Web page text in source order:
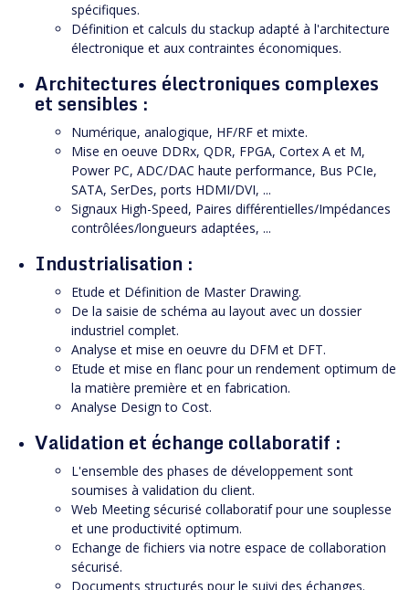
spécifiques.
Définition et calculs du stackup adapté à l'architecture
électronique et aux contraintes économiques.
Architectures électroniques complexes
et sensibles :
Numérique, analogique, HF/RF et mixte.
Mise en oeuve DDRx, QDR, FPGA, Cortex A et M,
Power PC, ADC/DAC haute performance, Bus PCIe,
SATA, SerDes, ports HDMI/DVI, ...
Signaux High-Speed, Paires différentielles/Impédances
contrôlées/longueurs adaptées, ...
Industrialisation :
Etude et Définition de Master Drawing.
De la saisie de schéma au layout avec un dossier
industriel complet.
Analyse et mise en oeuvre du DFM et DFT.
Etude et mise en flanc pour un rendement optimum de
la matière première et en fabrication.
Analyse Design to Cost.
Validation et échange collaboratif :
L'ensemble des phases de développement sont
soumises à validation du client.
Web Meeting sécurisé collaboratif pour une souplesse
et une productivité optimum.
Echange de fichiers via notre espace de collaboration
sécurisé.
Documents structurés pour le suivi des échanges.